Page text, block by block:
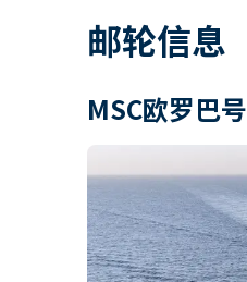
邮轮信息
MSC欧罗巴号